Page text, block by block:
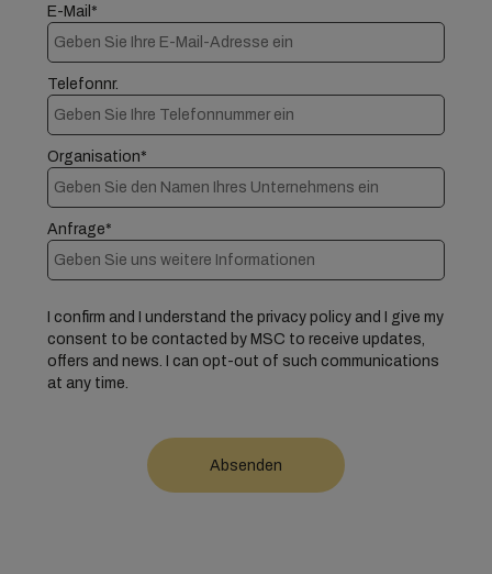
E-Mail*
Telefonnr.
Organisation*
Anfrage*
I confirm and I understand the privacy policy and I give my
consent to be contacted by MSC to receive updates,
offers and news. I can opt-out of such communications
at any time.